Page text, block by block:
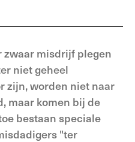
zwaar misdrijf plegen
niet geheel
zijn, worden niet naar
maar komen bij de
bestaan speciale
"ter